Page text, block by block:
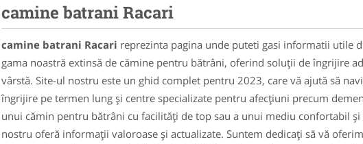
camine batrani Racari
camine batrani Racari reprezinta pagina unde puteti gasi informatii utile
gama noastră extinsă de cămine pentru bătrâni, oferind soluții de îngrijire
vârstă. Site-ul nostru este un ghid complet pentru 2023, care vă ajută să
îngrijire pe termen lung și centre specializate pentru afecțiuni precum
unui cămin pentru bătrâni cu facilități de top sau a unui mediu confortabil
nostru oferă informații valoroase și actualizate. Suntem dedicați să vă